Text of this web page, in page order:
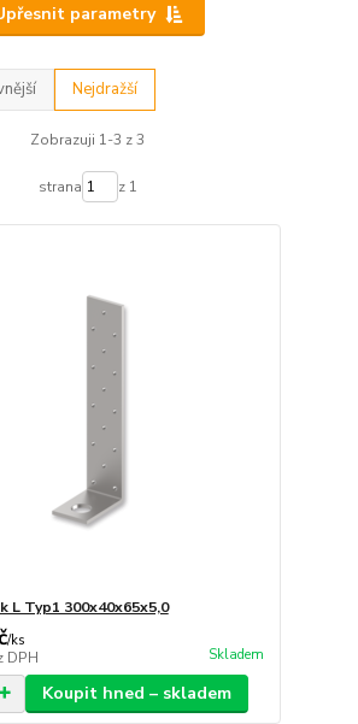
parametry
Nejdražší
Zobrazuji 1-3 z 3
strana z 1
L Typ1 300x40x65x5,0
/ks
DPH Skladem
Koupit hned – skladem